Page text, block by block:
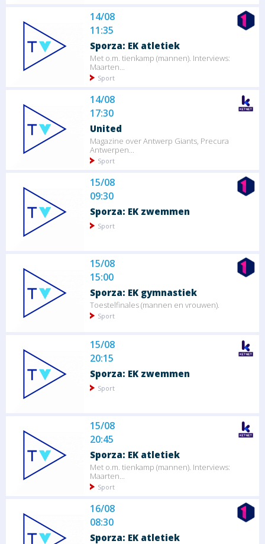
14/08
11:35
Sporza: EK atletiek
Met o.m. tienkamp (mannen). Interviews:
Maarten...
Sport
14/08
17:30
United
Magazine over Antwerp Giants, Precura
Antwerpen...
Sport
15/08
09:30
Sporza: EK zwemmen
Sport
15/08
15:00
Sporza: EK gymnastiek
Toestelfinales (mannen en vrouwen).
Sport
15/08
20:15
Sporza: EK zwemmen
Sport
15/08
20:45
Sporza: EK atletiek
Met o.m. tienkamp (mannen). Interviews:
Maarten...
Sport
16/08
08:30
Sporza: EK atletiek